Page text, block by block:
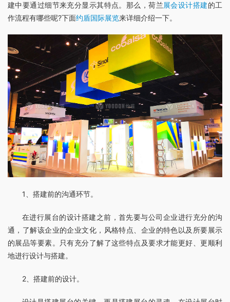
建中要通过细节来充分显示其特点。那么，荷兰展会设计搭建的工
作流程有哪些呢?下面约盾国际展览来详细介绍一下。
1、搭建前的沟通环节。
在进行展台的设计搭建之前，首先要与公司企业进行充分的沟
通，了解该企业的企业文化，风格特点、企业的特色以及所要展示
的展品等要素。只有充分了解了这些特点及要求才能更好、更顺利
地进行设计与搭建。
2、搭建前的设计。